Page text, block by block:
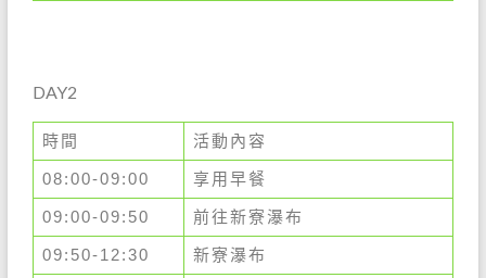
DAY2
時間 活動內容
08:00-09:00 享用早餐
09:00-09:50 前往新寮瀑布
09:50-12:30 新寮瀑布